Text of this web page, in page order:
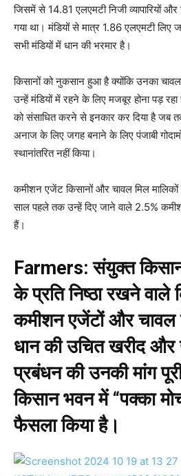
जिसमें से 14.81 एलएमटी निजी व्यापारियों और
गया था। मंडियों से मात्र 1.86 एलएमटी लिए
सभी मंडियों में धान की भरमार है।
किसानों को नुकसान हुआ है क्योंकि उनका
उन्हें मंडियों में रहने के लिए मजबूर होना पड़
को संसाधित करने से इनकार कर दिया है
अनाज के लिए जगह बनाने के लिए पंजाबी
स्थानांतरित नहीं किया।
कमीशन एजेंट किसानों और चावल मिल
साल पहले तक उन्हें दिए जाने वाले 2.5%
हैं।
Farmers: संयुक्त
के प्रति निष्ठा रखने वाले
कमीशन एजेंटों और चावल
धान की उचित खरीद
प्रबंधन की उनकी मांग
किसान भवन में “पक्का
फैसला किया है।